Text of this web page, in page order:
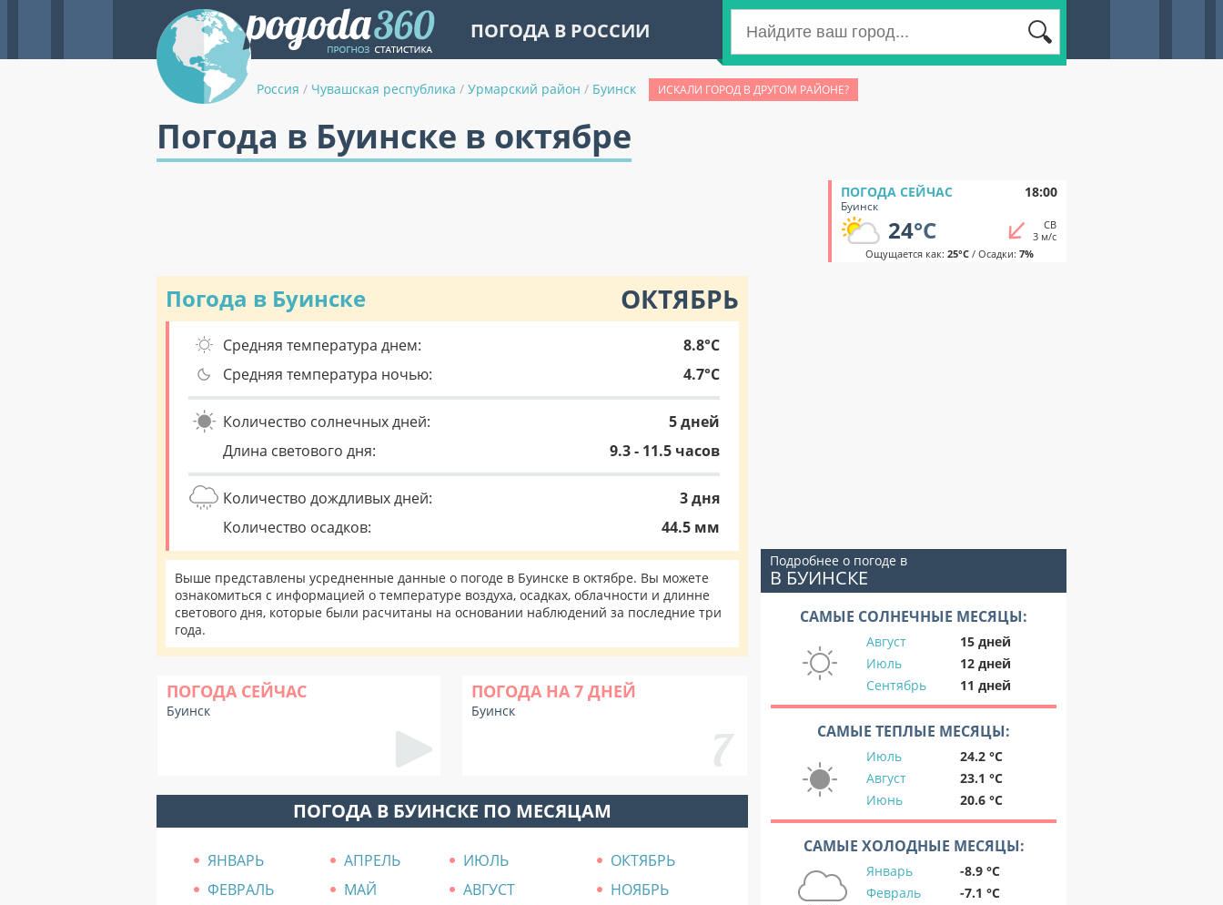
ПОГОДА В РОССИИ
Россия / Чувашская республика / Урмарский район / Буинск ИСКАЛИ ГОРОД В ДРУГОМ РАЙОНЕ?
Погода в Буинске в октябре
ПОГОДА СЕЙЧАС 18:00
Буинск
24°C
СВ
3 м/с
Ощущается как: 25°C/ Осадки: 7%
Погода в Буинске ОКТЯБРЬ
Средняя температура днем:
8.8°C
Средняя температура ночью:
4.7°C
Количество солнечных дней:
5 дней
Длина светового дня:
9.3 - 11.5 часов
Количество дождливых дней:
3 дня
Количество осадков:
44.5 мм
Выше представлены усредненные данные о погоде в Буинске в октябре. Вы можете
ознакомиться с информацией о температуре воздуха, осадках, облачности и длинне
светового дня, которые были расчитаны на основании наблюдений за последние три
года.
ПОГОДА СЕЙЧАС
Буинск
ПОГОДА НА 7 ДНЕЙ
Буинск
ПОГОДА В БУИНСКЕ ПО МЕСЯЦАМ
ЯНВАРЬ АПРЕЛЬ ИЮЛЬ
ОКТЯБРЬ
ФЕВРАЛЬ
МАЙ АВГУСТ
НОЯБРЬ
Подробнее о погоде в
В БУИНСКЕ
САМЫЕ СОЛНЕЧНЫЕ МЕСЯЦЫ:
Август
15 дней
Июль
12 дней
Сентябрь
11 дней
САМЫЕ ТЕПЛЫЕ МЕСЯЦЫ:
Июль
24.2 °C
Август
23.1 °C
Июнь
20.6 °C
САМЫЕ ХОЛОДНЫЕ МЕСЯЦЫ:
Январь
-8.9 °C
Февраль
-7.1 °C